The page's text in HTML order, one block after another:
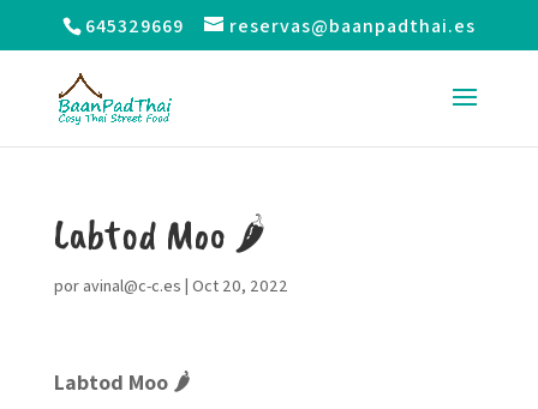
645329669 reservas@baanpadthai.es
Labtod Moo 🌶
por avinal@c-c.es | Oct 20, 2022
Labtod Moo 🌶